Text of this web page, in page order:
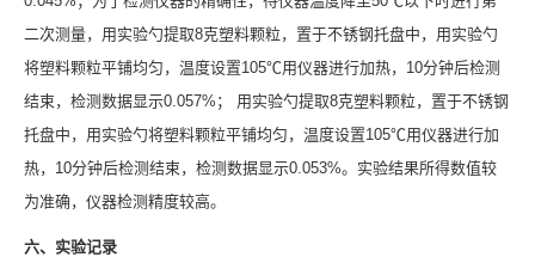
二次测量，用实验勺提取8克塑料颗粒，置于不锈钢托盘中，用实验勺
将塑料颗粒平铺均匀，温度设置105℃用仪器进行加热，10分钟后检测
结束，检测数据显示0.057%； 用实验勺提取8克塑料颗粒，置于不锈钢
托盘中，用实验勺将塑料颗粒平铺均匀，温度设置105℃用仪器进行加
热，10分钟后检测结束，检测数据显示0.053%。实验结果所得数值较
为准确，仪器检测精度较高。
六、实验记录